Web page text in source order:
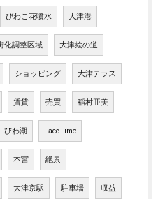
びわこ花噴水 大津港
化調整区域 大津絵の道
ショッピング 大津テラス
賃貸 売買 稲村亜美
びわ湖 FaceTime
本宮 絶景
大津京駅 駐車場 収益